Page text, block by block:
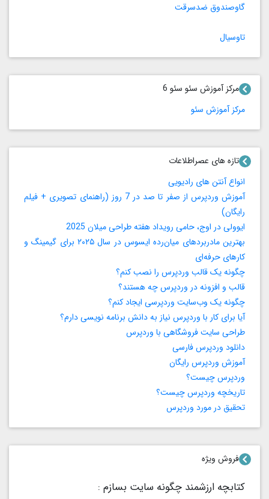
گاوصندوق ضدسرقت
تاوسیال
مرکز آموزش سئو سئو 6
مرکز آموزش سئو
تازه های عصراطلاعات
انواع آنتن های رادیویی
آموزش وردپرس از صفر تا صد در 7 روز (راهنمای تصویری + فیلم
رایگان)
ایوولی در اوج، حامی رویداد هفته طراحی میلان 2025
بهترین مادربردهای میان‌رده ایسوس در سال ۲۰۲۵ برای گیمینگ و
کارهای حرفه‌ای
چگونه یک قالب وردپرس را نصب کنم؟
قالب و افزونه در وردپرس چه هستند؟
چگونه یک وب‌سایت وردپرسی ایجاد کنم؟
آیا برای کار با وردپرس نیاز به دانش برنامه‌ نویسی دارم؟
طراحی سایت فروشگاهی با وردپرس
دانلود وردپرس فارسی
آموزش وردپرس رایگان
وردپرس چیست؟
تاریخچه وردپرس چیست؟
تحقیق در مورد وردپرس
فروش ویژه
کتابچه ارزشمند چگونه سایت بسازم :